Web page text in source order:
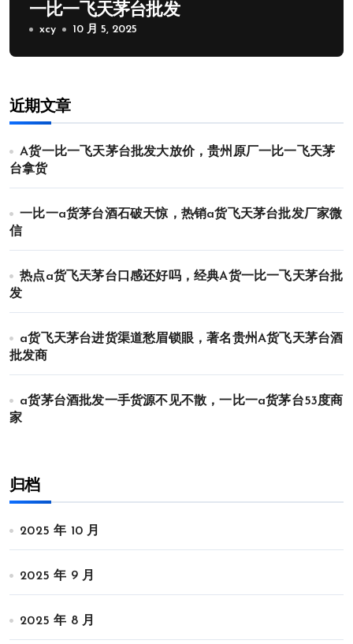
一比一飞天茅台批发
xcy 10 月 5, 2025
近期文章
A货一比一飞天茅台批发大放价，贵州原厂一比一飞天茅
台拿货
一比一a货茅台酒石破天惊，热销a货飞天茅台批发厂家微
信
热点a货飞天茅台口感还好吗，经典A货一比一飞天茅台批
发
a货飞天茅台进货渠道愁眉锁眼，著名贵州A货飞天茅台酒
批发商
a货茅台酒批发一手货源不见不散，一比一a货茅台53度商
家
归档
2025 年 10 月
2025 年 9 月
2025 年 8 月